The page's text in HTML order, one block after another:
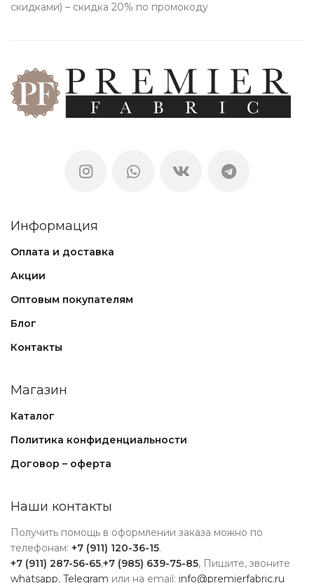
скидками) – скидка 20% по промокоду
Информация
Оплата и доставка
Акции
Оптовым покупателям
Блог
Контакты
Магазин
Каталог
Политика конфиденциальности
Договор – оферта
Наши контакты
Получить помощь в оформлении заказа можно по
телефонам: +7 (911) 120-36-15.
+7 (911) 287-56-65,+7 (985) 639-75-85, Пишите, звоните
whatsapp, Telegram или на email: info@premierfabric.ru